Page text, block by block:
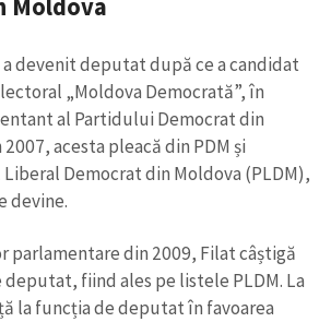
Moldova
devenit deputat după ce a candidat
„Moldova Democrată”, în
al Partidului Democrat din
acesta pleacă din PDM și
Democrat din Moldova (PLDM),
devine.
parlamentare din 2009, Filat câștigă
fiind ales pe listele PLDM. La
la funcția de deputat în favoarea